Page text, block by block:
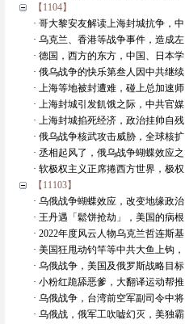
【1104】
· 哥大黎安友解读上海封城抗争，中
· 乌克兰、香港等战争事件，造成左
· 德国，西方的东方，中国、日本学
· 俄乌战争的快乐第叁人因中共继续
· 上海等地被封遭难，碰上总加速师
· 上海封城引发飢饿之际，中共官媒
· 上海封城掐死经济，政治挂帅自残
· 俄乌战争核武攻击威胁，全球核扩
· 丞相起风了，俄乌战争蝴蝶效应之
· 软极权主义正席捲西方世界，极权
【11103】
· 乌俄战争蝴蝶效应，改变地缘政治
· 王丹遇「鬆饼抢劫」，美国的病根
· 2022年度风云人物乌克兰哲连斯基
· 美国狂甩动钓竿等中共大鱼上钩，
· 乌俄战争，美国及俄罗斯战略目标
· 小粉红跪舔恶爹，大翻译运动帮推
· 乌俄战争，台湾前空军副司令中将
· 乌俄战，俄军工吹嘘幻灭，美独霸